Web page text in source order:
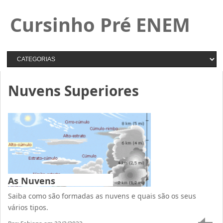
Cursinho Pré ENEM
Nuvens Superiores
As Nuvens
Saiba como são formadas as nuvens e quais são os seus
vários tipos.